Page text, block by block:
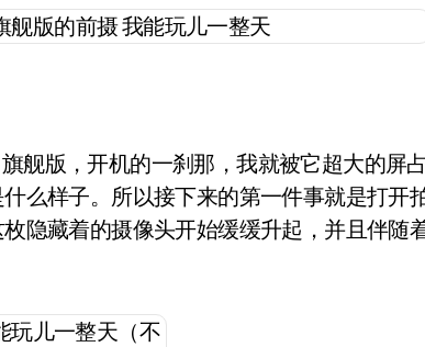
舰版，开机的一刹那，我就被它超大的屏
么样子。所以接下来的第一件事就是打开
隐藏着的摄像头开始缓缓升起，并且伴随